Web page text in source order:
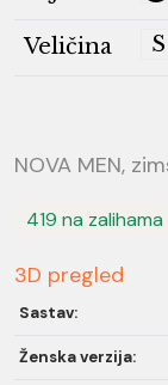
Veličina S
NOVA MEN,
419 na zalihama
3D pregled
Sastav:
Ženska verzija: